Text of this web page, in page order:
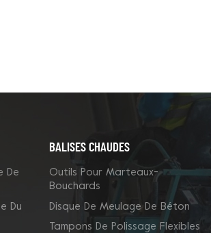
De
Du
BALISES CHAUDES
Outils Pour Marteaux-
Bouchards
Disque De Meulage De Béton
Tampons De Polissage Flexibles